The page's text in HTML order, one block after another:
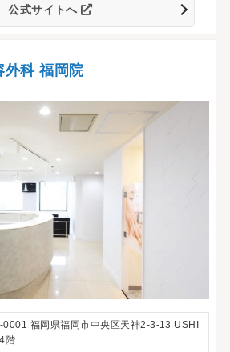
公式サイトへ
外科 福岡院
0001 福岡県福岡市中央区天神2-3-13 USHI
階